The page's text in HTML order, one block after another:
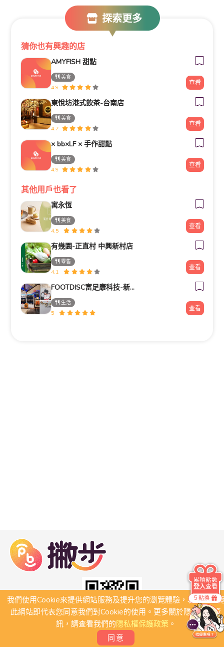
探索更多
猜你也有興趣的店
AMYFISH 甜點
美食
4.9
查看
東悅坊港式飲茶-台南店
美食
4.7
查看
× bb×LF × 手作甜點
美食
4.9
查看
其他用戶也看了
寓永恆
美食
4.5
查看
有幾園-正直村 中興新村店
零售
4.1
查看
FOOTDISC富足康科技-新光三越-桃園站前店
生活
5
查看
我們使用Cookie來提供網站服務及提升您的瀏覽體驗，若繼續瀏
此網站即代表您同意我們對Cookie的使用。更多關於隱私保護資
訊，請查看我們的隱私權保護政策。
同意
5 點換
累積點數
登入查看